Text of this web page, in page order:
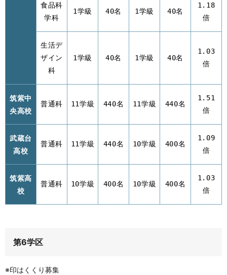
食品科
学科
1学級 40名 1学級 40名
1.18
倍
生活デ
ザイン
科
1学級 40名 1学級 40名
1.03
倍
筑紫中
央高校
普通科 11学級 440名 11学級 440名
1.51
倍
武蔵台
高校
普通科 11学級 440名 10学級 400名
1.09
倍
筑紫高
校
普通科 10学級 400名 10学級 400名
1.03
倍
第6学区
※印はくくり募集